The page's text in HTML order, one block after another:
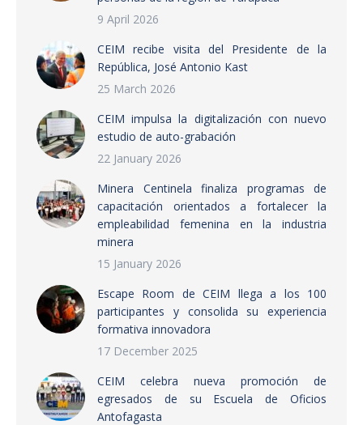
9 April 2026
CEIM recibe visita del Presidente de la
República, José Antonio Kast
25 March 2026
CEIM impulsa la digitalización con nuevo
estudio de auto-grabación
22 January 2026
Minera Centinela finaliza programas de
capacitación orientados a fortalecer la
empleabilidad femenina en la industria
minera
15 January 2026
Escape Room de CEIM llega a los 100
participantes y consolida su experiencia
formativa innovadora
17 December 2025
CEIM celebra nueva promoción de
egresados de su Escuela de Oficios
Antofagasta